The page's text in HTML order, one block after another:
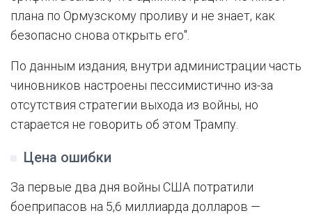
плана по Ормузскому проливу и не знает, как
безопасно снова открыть его".
По данным издания, внутри администрации часть
чиновников настроены пессимистично из-за
отсутствия стратегии выхода из войны, но
старается не говорить об этом Трампу.
Цена ошибки
За первые два дня войны США потратили
боеприпасов на 5,6 миллиарда долларов —